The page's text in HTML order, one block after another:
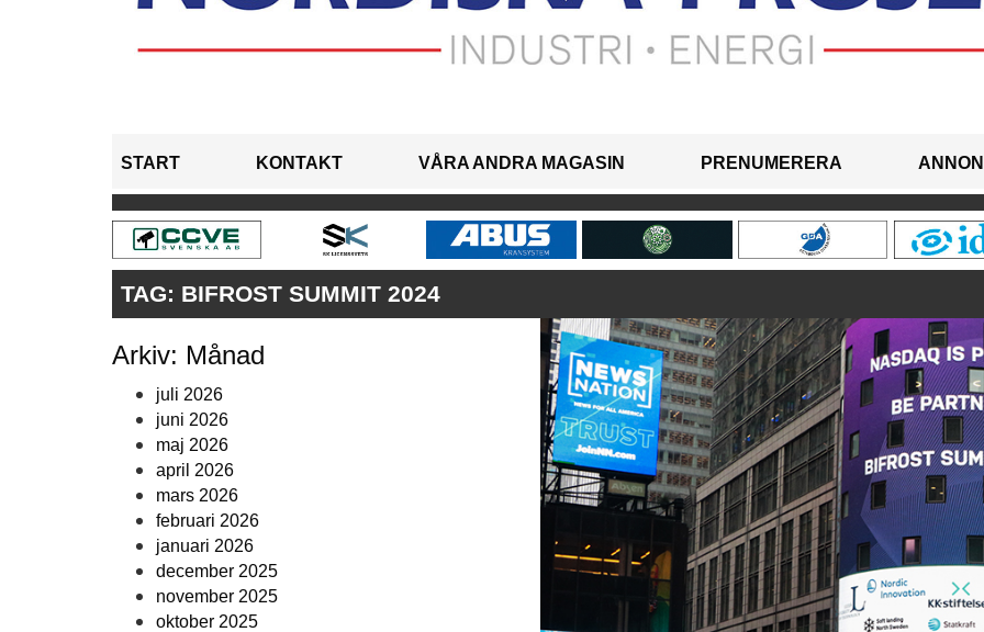
START KONTAKT VÅRA ANDRA MAGASIN PRENUMERERA
TAG: BIFROST SUMMIT 2024
Arkiv: Månad
juli 2026
juni 2026
maj 2026
april 2026
mars 2026
februari 2026
januari 2026
december 2025
november 2025
oktober 2025